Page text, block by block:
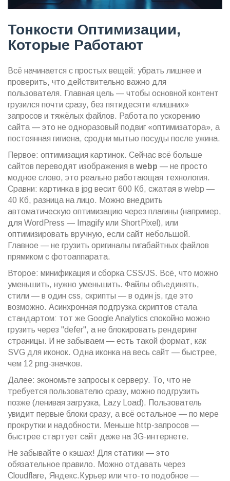
Тонкости Оптимизации,
Которые Работают
Всё начинается с простых вещей: убрать лишнее и
проверить, что действительно важно для
пользователя. Главная цель — чтобы основной контент
грузился почти сразу, без пятидесяти «лишних»
запросов и тяжёлых файлов. Работа по ускорению
сайта — это не одноразовый подвиг «оптимизатора», а
постоянная гигиена, сродни мытью посуды после ужина.
Первое: оптимизация картинок. Сейчас всё больше
сайтов переводят изображения в webp — не просто
модное слово, это реально работающая технология.
Сравни: картинка в jpg весит 600 Кб, сжатая в webp —
40 Кб, разница на лицо. Можно внедрить
автоматическую оптимизацию через плагины (например,
для WordPress — Imagify или ShortPixel), или
оптимизировать вручную, если сайт небольшой.
Главное — не грузить оригиналы гигабайтных файлов
прямиком с фотоаппарата.
Второе: минификация и сборка CSS/JS. Всё, что можно
уменьшить, нужно уменьшить. Файлы объединять,
стили — в один css, скрипты — в один js, где это
возможно. Асинхронная подгрузка скриптов стала
стандартом: тот же Google Analytics спокойно можно
грузить через "defer", а не блокировать рендеринг
страницы. И не забываем — есть такой формат, как
SVG для иконок. Одна иконка на весь сайт — быстрее,
чем 12 png-значков.
Далее: экономьте запросы к серверу. То, что не
требуется пользователю сразу, можно подгрузить
позже (ленивая загрузка, Lazy Load). Пользователь
увидит первые блоки сразу, а всё остальное — по мере
прокрутки и надобности. Меньше http-запросов —
быстрее стартует сайт даже на 3G-интернете.
Не забывайте о кэшах! Для статики — это
обязательное правило. Можно отдавать через
Cloudflare, Яндекс.Курьер или что-то подобное —